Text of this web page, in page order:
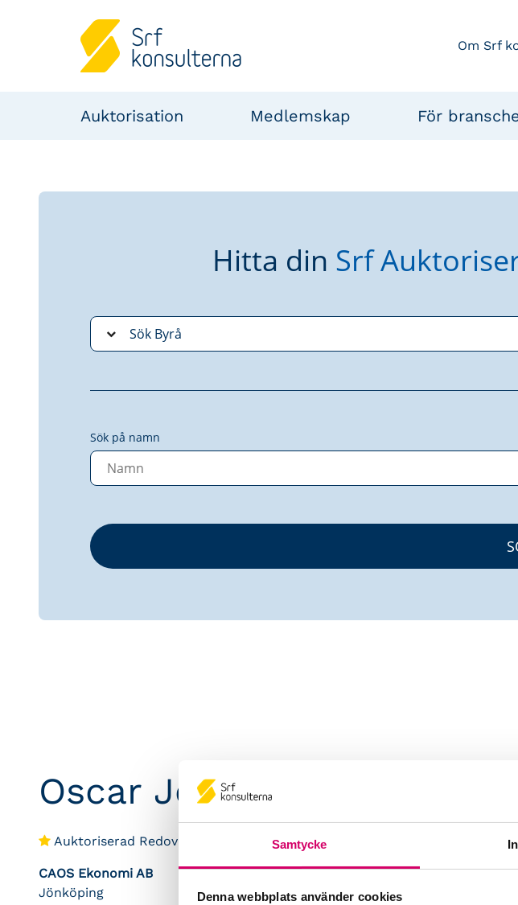
Samtycke
Denna webbplats använder cookies
Om Srf
Auktorisation Medlemskap För
Hitta din Srf
Sök på namn
Oscar Jörninge
Auktoriserad Redovisningskonsult
CAOS Ekonomi AB
Jönköping